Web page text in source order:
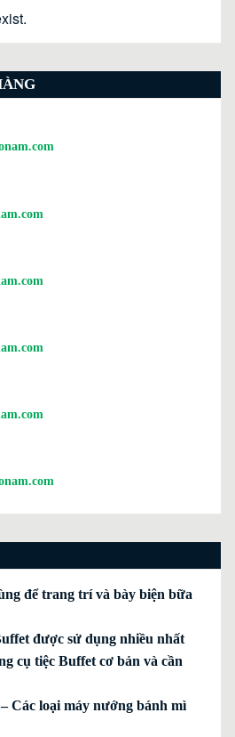
để trang trí và bày biện bữa
được sử dụng nhiều nhất
cụ tiệc Buffet cơ bản và cần
Các loại máy nướng bánh mì